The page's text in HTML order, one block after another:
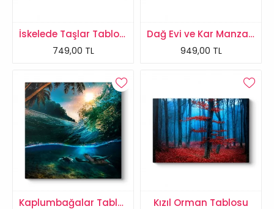
İskelede Taşlar Tablosu
749,00 TL
Dağ Evi ve Kar Manzarası Tablosu
949,00 TL
Kaplumbağalar Tablosu Kızıl Orman Tablosu